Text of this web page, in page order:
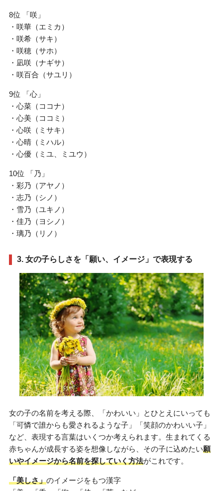
8位 「咲」
・咲華（エミカ）
・咲希（サキ）
・咲穂（サホ）
・凪咲（ナギサ）
・咲百合（サユリ）
9位 「心」
・心菜（ココナ）
・心美（ココミ）
・心咲（ミサキ）
・心晴（ミハル）
・心優（ミユ、ミユウ）
10位 「乃」
・彩乃（アヤノ）
・志乃（シノ）
・雪乃（ユキノ）
・佳乃（ヨシノ）
・璃乃（リノ）
3. 女の子らしさを「願い、イメージ」で表現する
女の子の名前を考える際、「かわいい」とひとえにいっても
「可憐で誰からも愛されるような子」「笑顔のかわいい子」
など、表現する言葉はいくつか考えられます。生まれてくる
赤ちゃんが成長する姿を想像しながら、その子に込めたい願
いやイメージから名前を探していく方法がこれです。
「美しさ」のイメージをもつ漢字